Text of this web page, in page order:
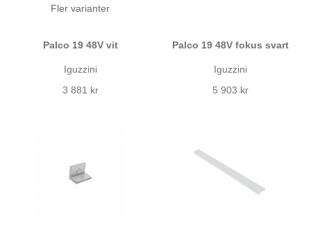
Fler varianter
Palco 19 48V vit
Iguzzini
3 881 kr
Palco 19 48V fokus svart
Iguzzini
5 903 kr